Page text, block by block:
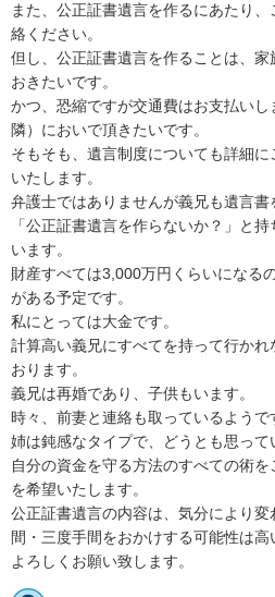
また、公正証書遺言を作るにあたり
絡ください。
但し、公正証書遺言を作ることは、
おきたいです。
かつ、恐縮ですが交通費はお支払い
隣）においで頂きたいです。
そもそも、遺言制度についても詳細
いたします。
弁護士ではありませんが義兄も遺言書
「公正証書遺言を作らないか？」と
います。
財産すべては3,000万円くらいになる
がある予定です。
私にとっては大金です。
計算高い義兄にすべてを持って行か
おります。
義兄は再婚であり、子供もいます。
時々、前妻と連絡も取っているようで
姉は鈍感なタイプで、どうとも思って
自分の資金を守る方法のすべての術
を希望いたします。
公正証書遺言の内容は、気分により
間・三度手間をおかけする可能性は高
よろしくお願い致します。